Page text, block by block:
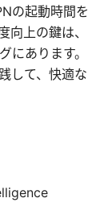
の起動時間を
向上の鍵は、
にあります。
して、快適な